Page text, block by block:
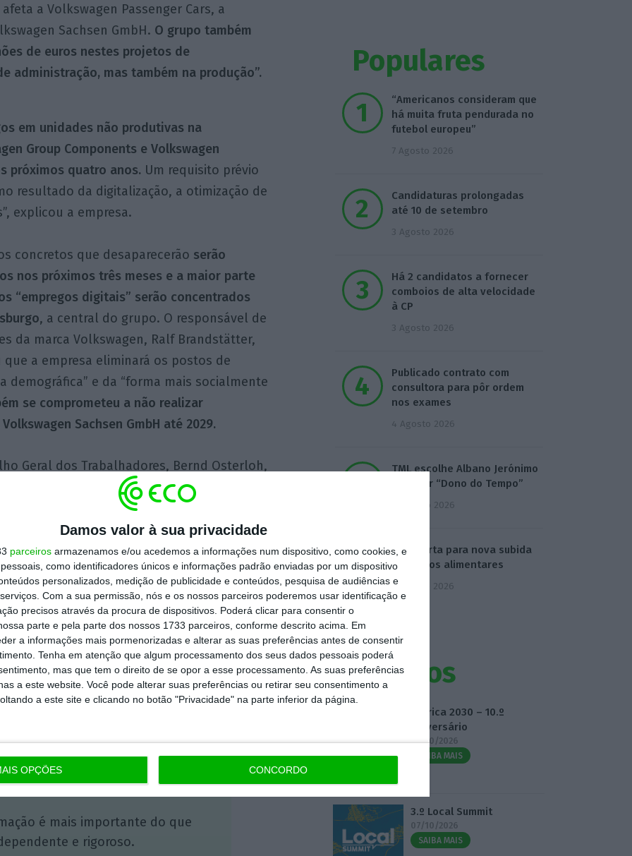
Damos valor à sua privacidade
parceiros armazenamos e/ou acedemos a informações num dispositivo, como cookies, e
como identificadores únicos e informações padrão enviadas por um dispositivo
personalizados, medição de publicidade e conteúdos, pesquisa de audiências e
Com a sua permissão, nós e os nossos parceiros poderemos usar identificação e
precisos através da procura de dispositivos. Poderá clicar para consentir o
parte e pela parte dos nossos 1733 parceiros, conforme descrito acima. Em
a informações mais pormenorizadas e alterar as suas preferências antes de consentir
Tenha em atenção que algum processamento dos seus dados pessoais poderá
mas que tem o direito de se opor a esse processamento. As suas preferências
a este website. Você pode alterar suas preferências ou retirar seu consentimento a
a este site e clicando no botão "Privacidade" na parte inferior da página.
OPÇÕES CONCORDO
a Volkswagen Passenger Cars, a
Sachsen GmbH. O grupo também
de euros nestes projetos de
administração, mas também na produção”.
em unidades não produtivas na
Group Components e Volkswagen
próximos quatro anos. Um requisito prévio
resultado da digitalização, a otimização de
explicou a empresa.
concretos que desaparecerão serão
nos próximos três meses e a maior parte
“empregos digitais” serão concentrados
, a central do grupo. O responsável de
da marca Volkswagen, Ralf Brandstätter,
que a empresa eliminará os postos de
demográfica” e da “forma mais socialmente
se comprometeu a não realizar
Sachsen GmbH até 2029.
Geral dos Trabalhadores, Bernd Osterloh,
obrigatórios em dez anos e o sinal
de que “a digitalização traz mudança,
seguros”. A direção e os
mais investimentos na denominada
associados de 5% ao ano até 2023.
de trabalhadores incluirá um aumento
para preparar os trabalhadores para a
Premium
é mais importante do que
e rigoroso.
Populares
“Americanos consideram que
há muita fruta pendurada no
futebol europeu”
7 Agosto 2026
Candidaturas prolongadas
até 10 de setembro
3 Agosto 2026
Há 2 candidatos a fornecer
comboios de alta velocidade
à CP
3 Agosto 2026
Publicado contrato com
consultora para pôr ordem
nos exames
4 Agosto 2026
TML escolhe Albano Jerónimo
para ser “Dono do Tempo”
4 Agosto 2026
FAO alerta para nova subida
de preços alimentares
5 Agosto 2026
Eventos
Fábrica 2030 – 10.º
Aniversário
14/10/2026
SAIBA MAIS
3.º Local Summit
07/10/2026
SAIBA MAIS